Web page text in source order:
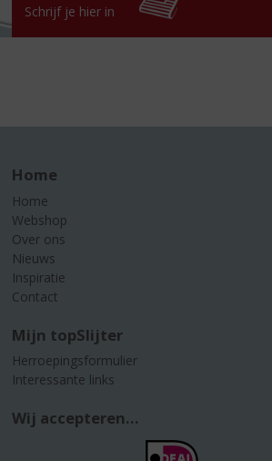
Schrijf je hier in
Home
Home
Webshop
Over ons
Nieuws
Inspiratie
Contact
Mijn topSlijter
Herroepingsformulier
Interessante links
Wij accepteren...